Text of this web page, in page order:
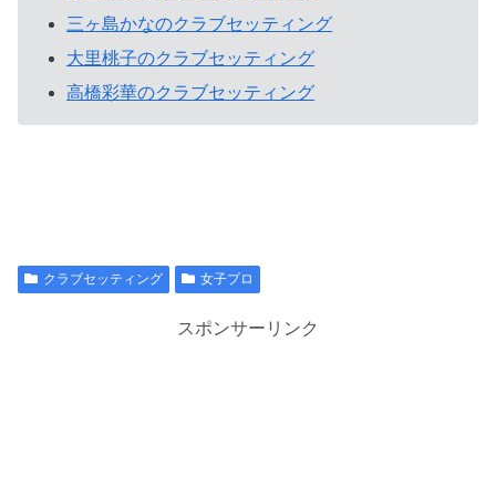
三ヶ島かなのクラブセッティング
大里桃子のクラブセッティング
高橋彩華のクラブセッティング
クラブセッティング 女子プロ
スポンサーリンク